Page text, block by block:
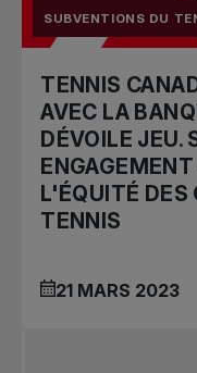
SUBVENTIONS DU
TENNIS
AVEC LA
DÉVOILE JEU.
L'ÉQUITÉ DES
TENNIS
21 MARS 2023